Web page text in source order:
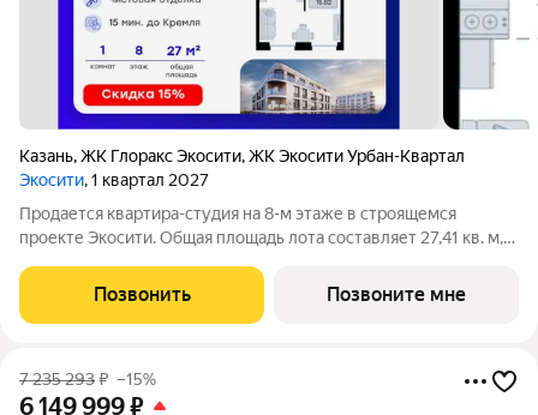
Казань,ЖК Глоракс Экосити,ЖК Экосити Урбан-Квартал
Экосити, 1 квартал 2027
Продается квартира-студия на 8-м этаже в строящемся
проекте Экосити. Общая площадь лота составляет 27,41 кв. м,
кухонную зону. Номер квартиры - 305 Преимущества
квартиры в Урбан-квартале:
Позвонить Позвоните мне
7 235 293₽ –15%
6 149 999₽